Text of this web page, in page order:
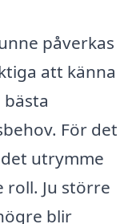
påverkas
att känna
För det
utrymme
roll. Ju större
blir